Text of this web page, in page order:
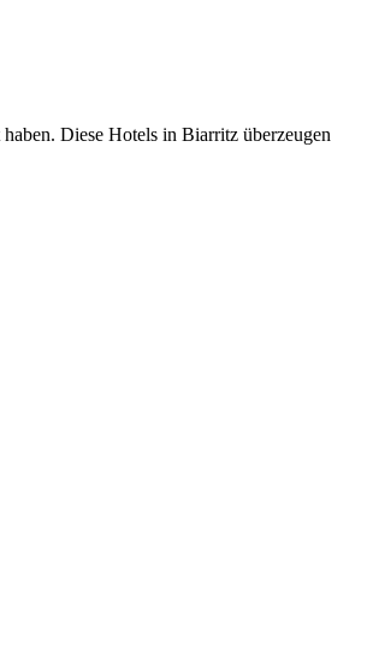
Diese Hotels in Biarritz überzeugen